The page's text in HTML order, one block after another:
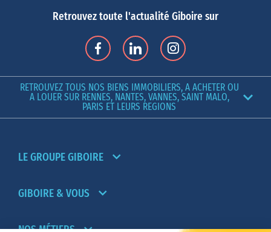
Si vous envisagezd’acheter un appartement à Rennes, la première
logement est : « dans quel quartier s’installer ? » En effet, les
critères à prendre en compte sont multiples : l’accessibilité, le
transports en commun, la présence d’activités et de loisirs, les
lieux de culture, les bars et les restaurants.
son histoire et son identité propre.
Si vous travaillez dans l’hypercentre, que vous aimez faire du
Retrouvez toute l'actualité Giboire sur
RETROUVEZ TOUS NOS BIENS IMMOBILIERS, A ACHETER OU
A LOUER SUR RENNES, NANTES, VANNES, SAINT MALO,
PARIS ET LEURS REGIONS
LE GROUPE GIBOIRE
GIBOIRE & VOUS